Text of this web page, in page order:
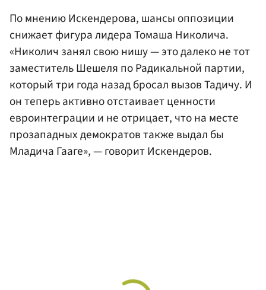
По мнению Искендерова, шансы оппозиции
снижает фигура лидера Томаша Николича.
«Николич занял свою нишу — это далеко не тот
заместитель Шешеля по Радикальной партии,
который три года назад бросал вызов Тадичу. И
он теперь активно отстаивает ценности
евроинтеграции и не отрицает, что на месте
прозападных демократов также выдал бы
Младича Гааге», — говорит Искендеров.